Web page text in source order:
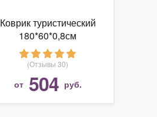
Коврик туристический
180*60*0,8см
BOYSCOUT
(Отзывы 30)
от 504 руб.